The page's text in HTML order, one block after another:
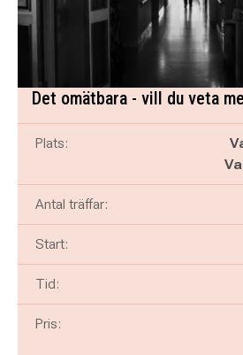
Det omätbara - vill du veta
Plats:
Antal träffar:
Start:
Tid:
Pris: